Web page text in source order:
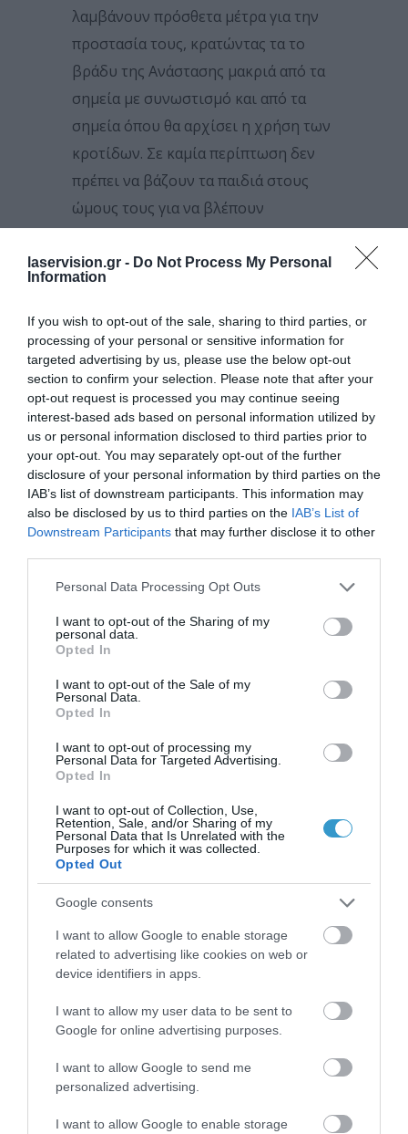
laservision.gr - Do Not Process My Personal
Information
If you wish to opt-out of the sale, sharing to third parties, or
processing of your personal or sensitive information for
targeted advertising by us, please use the below opt-out
section to confirm your selection. Please note that after your
opt-out request is processed you may continue seeing
interest-based ads based on personal information utilized by
us or personal information disclosed to third parties prior to
your opt-out. You may separately opt-out of the further
disclosure of your personal information by third parties on the
IAB’s list of downstream participants. This information may
also be disclosed by us to third parties on the IAB’s List of
Downstream Participants that may further disclose it to other
Please note that this website/app uses one or more Google
not limited to your visit or usage behaviour. You may click to
grant or deny consent to Google and its third-party tags to
use your data for below specified purposes in below Google
consent section.
Personal Data Processing Opt Outs
I want to opt-out of the Sharing of my
personal data.
Opted In
I want to opt-out of the Sale of my
Personal Data.
Opted In
I want to opt-out of processing my
Personal Data for Targeted Advertising.
Opted In
I want to opt-out of Collection, Use,
Retention, Sale, and/or Sharing of my
Personal Data that Is Unrelated with the
Purposes for which it was collected.
Opted Out
Google consents
I want to allow Google to enable storage
related to advertising like cookies on web or
device identifiers in apps.
I want to allow my user data to be sent to
Google for online advertising purposes.
I want to allow Google to send me
personalized advertising.
I want to allow Google to enable storage
λαμβάνουν πρόσθετα μέτρα για την
προστασία τους, κρατώντας τα το
βράδυ της Ανάστασης μακριά από τα
σημεία με συνωστισμό και από τα
σημεία όπου θα αρχίσει η χρήση των
κροτίδων. Σε καμία περίπτωση δεν
πρέπει να βάζουν τα παιδιά στους
ώμους τους για να βλέπουν
καλύτερα, ούτε να τους δίνουν
αναμμένα κεριά (είναι εύκολο να
που θα βρίσκονται δίπλα τους,
βάζοντας φωτιά στα ρούχα ή και στα
μαλλιά τους ακόμα).
Όσοι επιμένουν να αγοράζουν και
να χρησιμοποιούν κροτίδες,
βεγγαλικά και πυροτεχνήματα
παρότι δεν είναι επαγγελματίες,
πρέπει να προσέχουν τα εξής:
* Μην αφήνετε τα μικρά παιδιά να
τα πλησιάζουν.Δεν είναι ασφαλή
χωρίς να προηγηθεί ιδιαίτερη έκρηξη
* Να φοράτε πάντοτε
προστατευτικά γυαλιά
ανάψετε τα πυροτεχνήματα.
* Βεβαιωθείτε ότι βρίσκεστε
μακριά από τον κόσμο και μακριά
από εύφλεκτα υλικά(π.χ. ξερά
χόρτα) όταν θα πετάξετε το
πυροτέχνημά σας.
κάθε φορά και να περιμένετε να
σβήσειπριν περάσετε στο επόμενο. *
Μην προσπαθείτε να ξανανάψετε ένα
πυροτέχνημα επειδή νομίζετε ότι δεν
* Μην πετάτε τα πυροτεχνήματα
προς την κατεύθυνση του κόσμου